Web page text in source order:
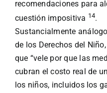
recomendaciones para
cuestión impositiva 14.
Sustancialmente
de los Derechos del
que “vele por que las
cubran el costo real de
los niños, incluidos los